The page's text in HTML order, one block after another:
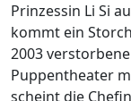
Prinzessin Li Si
kommt ein
2003
Puppentheater
scheint die